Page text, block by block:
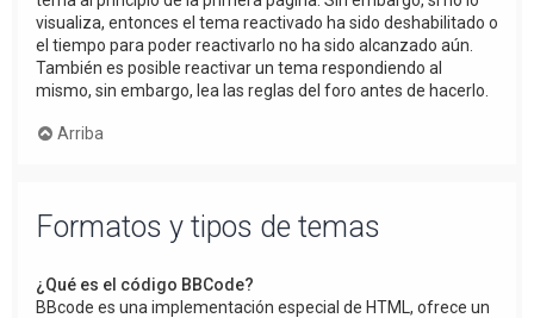
visualiza, entonces el tema reactivado ha sido deshabilitado o
el tiempo para poder reactivarlo no ha sido alcanzado aún.
También es posible reactivar un tema respondiendo al
mismo, sin embargo, lea las reglas del foro antes de hacerlo.
Arriba
Formatos y tipos de temas
¿Qué es el código BBCode?
BBcode es una implementación especial de HTML, ofrece un